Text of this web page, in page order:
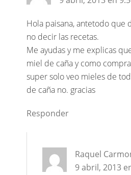
Hola paisana, antetodo que
no decir las recetas.
Me ayudas y me explicas
miel de caña y como
super solo veo mieles de
de caña no. gracias
Responder
Raquel
9 abril, 2013